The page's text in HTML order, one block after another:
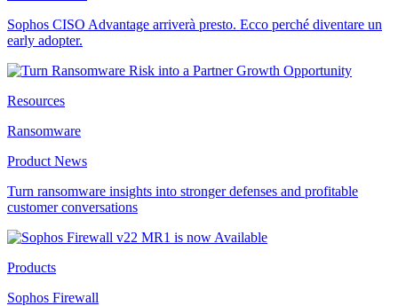
Sophos CISO Advantage arriverà presto. Ecco perché diventare un
early adopter.
Resources
Ransomware
Product News
Turn ransomware insights into stronger defenses and profitable
customer conversations
Products
Sophos Firewall